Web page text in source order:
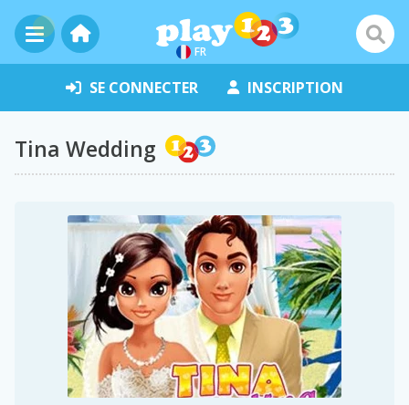
FR
SE CONNECTER INSCRIPTION
Tina Wedding